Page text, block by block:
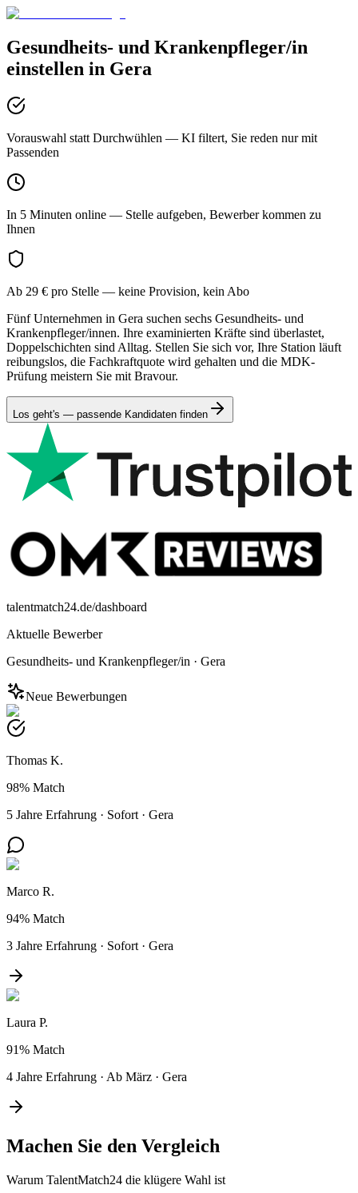
Gesundheits- und Krankenpfleger/in
einstellen in Gera
Vorauswahl statt Durchwühlen — KI filtert, Sie reden nur mit
Passenden
In 5 Minuten online — Stelle aufgeben, Bewerber kommen zu
Ihnen
Ab 29 € pro Stelle — keine Provision, kein Abo
Fünf Unternehmen in Gera suchen sechs Gesundheits- und
Krankenpfleger/innen. Ihre examinierten Kräfte sind überlastet,
Doppelschichten sind Alltag. Stellen Sie sich vor, Ihre Station läuft
reibungslos, die Fachkraftquote wird gehalten und die MDK-
Prüfung meistern Sie mit Bravour.
Los geht's — passende Kandidaten finden
talentmatch24.de/dashboard
Aktuelle Bewerber
Gesundheits- und Krankenpfleger/in · Gera
Neue Bewerbungen
Thomas K.
98% Match
5 Jahre Erfahrung · Sofort · Gera
Marco R.
94% Match
3 Jahre Erfahrung · Sofort · Gera
Laura P.
91% Match
4 Jahre Erfahrung · Ab März · Gera
Machen Sie den Vergleich
Warum TalentMatch24 die klügere Wahl ist